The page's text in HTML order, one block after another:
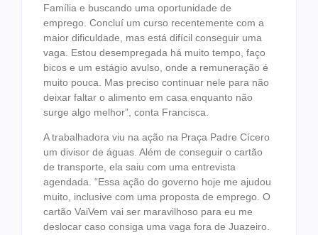
Família e buscando uma oportunidade de
emprego. Concluí um curso recentemente com a
maior dificuldade, mas está difícil conseguir uma
vaga. Estou desempregada há muito tempo, faço
bicos e um estágio avulso, onde a remuneração é
muito pouca. Mas preciso continuar nele para não
deixar faltar o alimento em casa enquanto não
surge algo melhor”, conta Francisca.
A trabalhadora viu na ação na Praça Padre Cícero
um divisor de águas. Além de conseguir o cartão
de transporte, ela saiu com uma entrevista
agendada. “Essa ação do governo hoje me ajudou
muito, inclusive com uma proposta de emprego. O
cartão VaiVem vai ser maravilhoso para eu me
deslocar caso consiga uma vaga fora de Juazeiro.